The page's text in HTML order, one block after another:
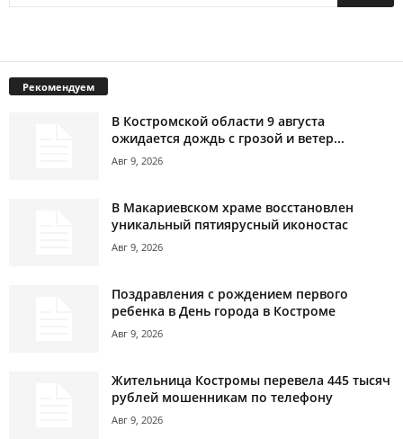
Рекомендуем
В Костромской области 9 августа
ожидается дождь с грозой и ветер...
Авг 9, 2026
В Макариевском храме восстановлен
уникальный пятиярусный иконостас
Авг 9, 2026
Поздравления с рождением первого
ребенка в День города в Костроме
Авг 9, 2026
Жительница Костромы перевела 445 тысяч
рублей мошенникам по телефону
Авг 9, 2026